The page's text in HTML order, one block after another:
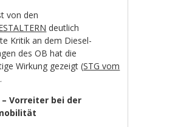
von den
deutlich
Kritik an dem Diesel-
des OB hat die
Wirkung gezeigt (STG vom
– Vorreiter bei der